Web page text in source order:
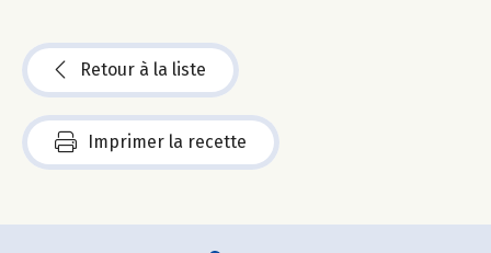
Retour à la liste
Imprimer la recette